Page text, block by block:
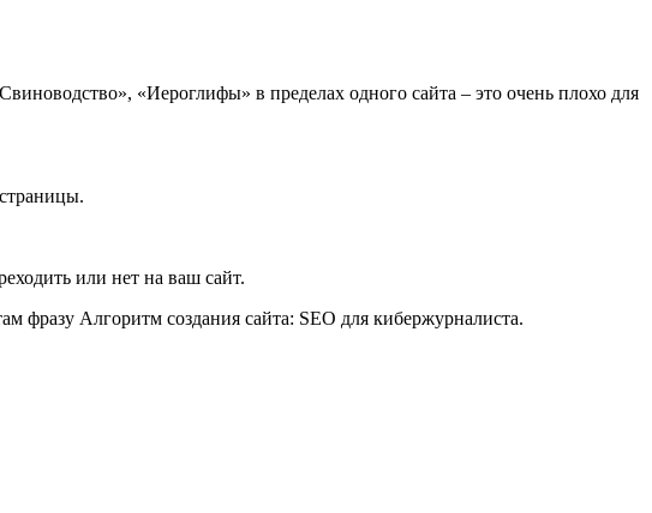
«Иероглифы» в пределах одного сайта – это очень плохо для
или нет на ваш сайт.
фразу Алгоритм создания сайта: SEO для кибержурналиста.